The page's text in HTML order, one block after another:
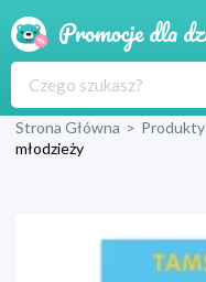
Strona Główna > Produkty
młodzieży